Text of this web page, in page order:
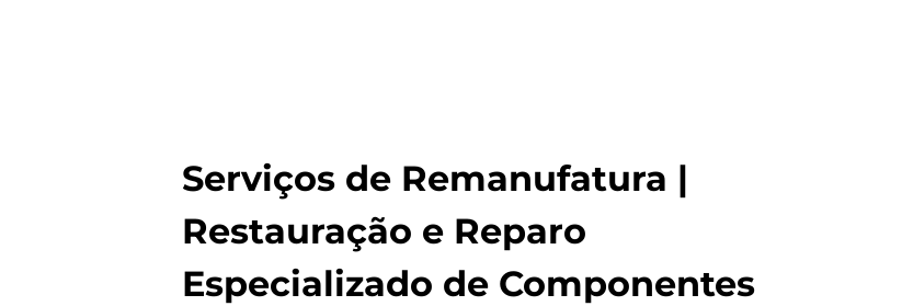
Serviços de Remanufatura |
Restauração e Reparo
Especializado de Componentes